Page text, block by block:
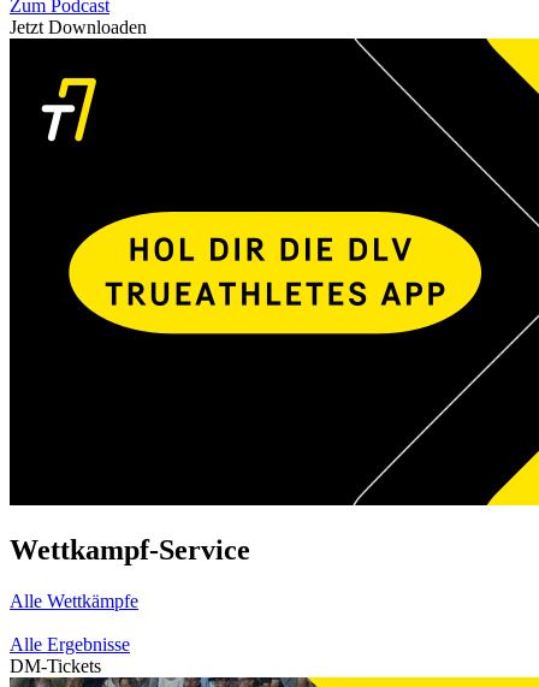
Zum Podcast
Jetzt Downloaden
Wettkampf-Service
Alle Wettkämpfe
Alle Ergebnisse
DM-Tickets